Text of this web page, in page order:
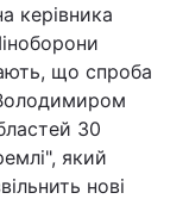
керівника
що спроба
30
який
нові